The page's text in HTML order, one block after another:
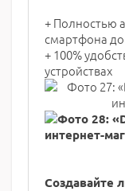
+ Полностью
смартфона
+ 100%
устройствах
Создавайте